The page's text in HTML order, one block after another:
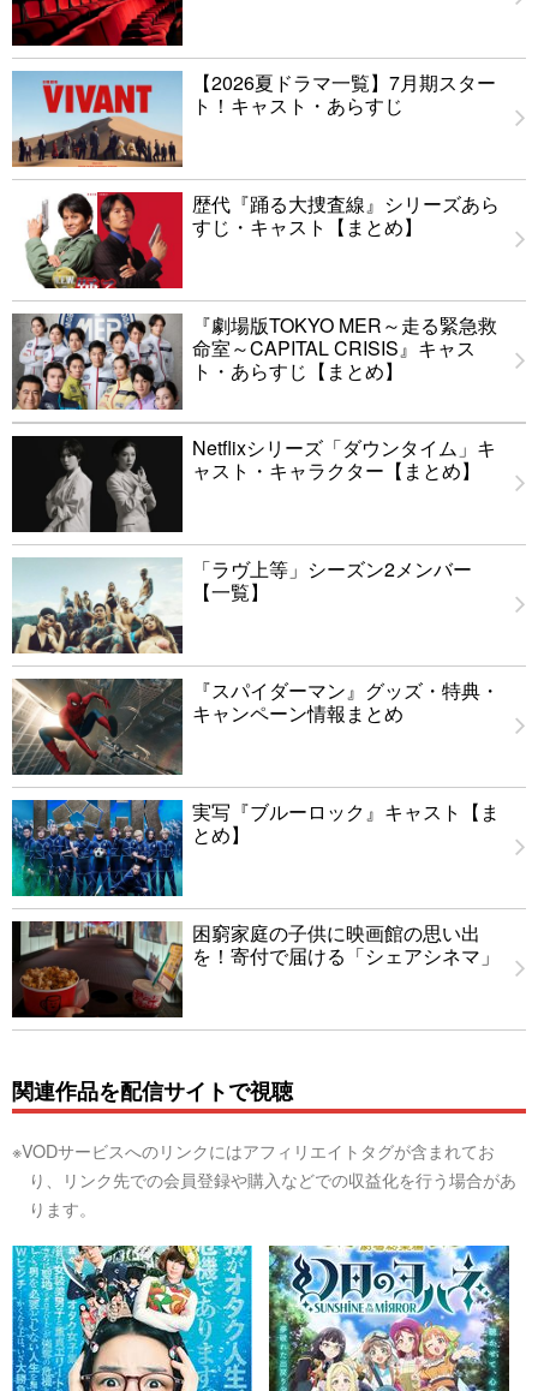
【2026夏ドラマ一覧】7月期スター
ト！キャスト・あらすじ
歴代『踊る大捜査線』シリーズあら
すじ・キャスト【まとめ】
『劇場版TOKYO MER～走る緊急救
命室～CAPITAL CRISIS』キャス
ト・あらすじ【まとめ】
Netflixシリーズ「ダウンタイム」キ
ャスト・キャラクター【まとめ】
「ラヴ上等」シーズン2メンバー
【一覧】
『スパイダーマン』グッズ・特典・
キャンペーン情報まとめ
実写『ブルーロック』キャスト【ま
とめ】
困窮家庭の子供に映画館の思い出
を！寄付で届ける「シェアシネマ」
関連作品を配信サイトで視聴
※VODサービスへのリンクにはアフィリエイトタグが含まれてお
り、リンク先での会員登録や購入などでの収益化を行う場合があ
ります。